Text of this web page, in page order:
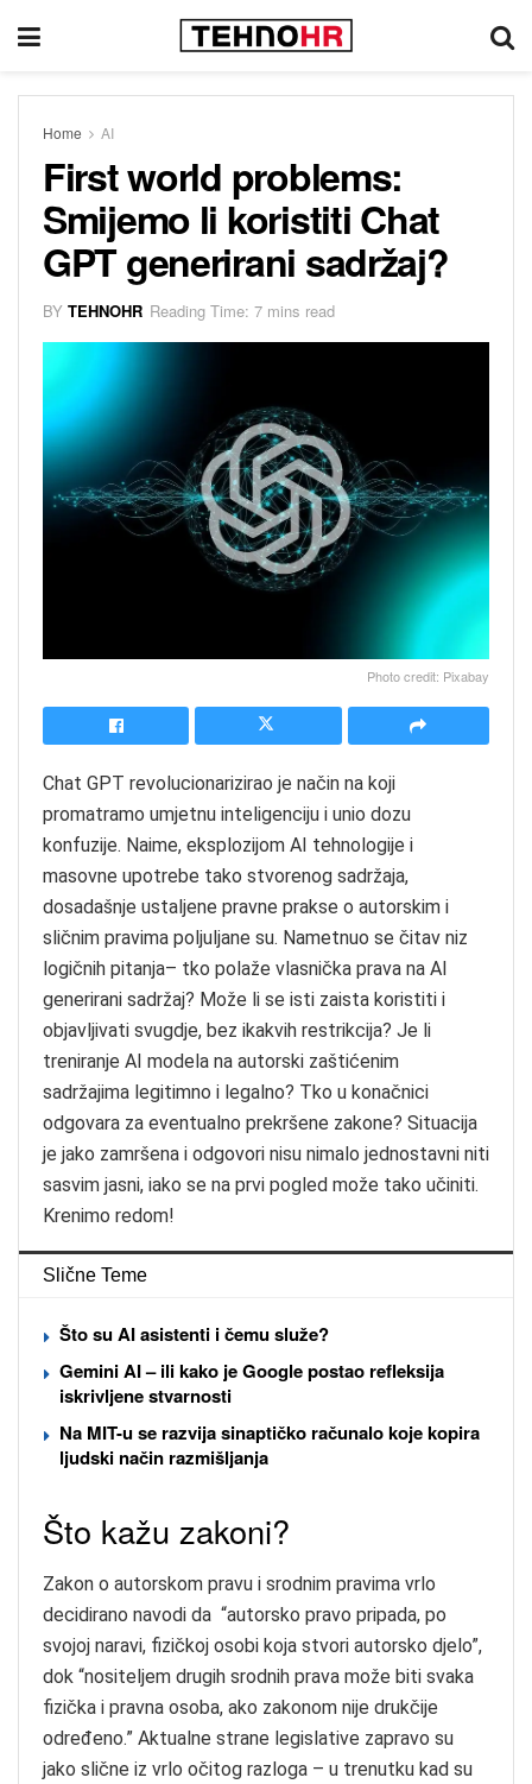
Home AI
First world problems:
Smijemo li koristiti Chat
GPT generirani sadržaj?
BY TEHNOHR Reading Time: 7 mins read
Photo credit: Pixabay
Chat GPT revolucionarizirao je način na koji
promatramo umjetnu inteligenciju i unio dozu
konfuzije. Naime, eksplozijom AI tehnologije i
masovne upotrebe tako stvorenog sadržaja,
dosadašnje ustaljene pravne prakse o autorskim i
sličnim pravima poljuljane su. Nametnuo se čitav niz
logičnih pitanja– tko polaže vlasnička prava na AI
generirani sadržaj? Može li se isti zaista koristiti i
objavljivati svugdje, bez ikakvih restrikcija? Je li
treniranje AI modela na autorski zaštićenim
sadržajima legitimno i legalno? Tko u konačnici
odgovara za eventualno prekršene zakone? Situacija
je jako zamršena i odgovori nisu nimalo jednostavni niti
sasvim jasni, iako se na prvi pogled može tako učiniti.
Krenimo redom!
Slične Teme
Što su AI asistenti i čemu služe?
Gemini AI – ili kako je Google postao refleksija
iskrivljene stvarnosti
Na MIT-u se razvija sinaptičko računalo koje kopira
ljudski način razmišljanja
Što kažu zakoni?
Zakon o autorskom pravu i srodnim pravima vrlo
decidirano navodi da “autorsko pravo pripada, po
svojoj naravi, fizičkoj osobi koja stvori autorsko djelo”,
dok “nositeljem drugih srodnih prava može biti svaka
fizička i pravna osoba, ako zakonom nije drukčije
određeno.” Aktualne strane legislative zapravo su
jako slične iz vrlo očitog razloga – u trenutku kad su